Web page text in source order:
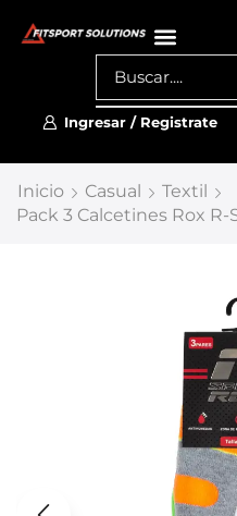
Ingresar / Registrate
Inicio Casual
Textil
Pack 3 Calcetines Rox R-